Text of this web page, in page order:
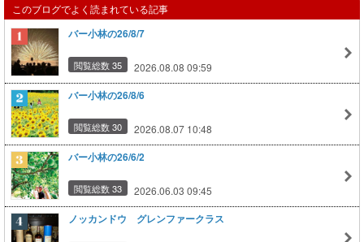
このブログでよく読まれている記事
バー小林の26/8/7
閲覧総数 35 2026.08.08 09:59
バー小林の26/8/6
閲覧総数 30 2026.08.07 10:48
バー小林の26/6/2
閲覧総数 33 2026.06.03 09:45
ノッカンドウ グレンファークラス